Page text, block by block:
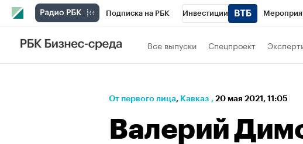
Подписка на РБК Инвестиции
РБК Вино
Проверка контрагентов Политика
Все выпуски Спецпроект
От первого лица⁠, Кавказ , 20 мая 2021, 11:05
Валерий